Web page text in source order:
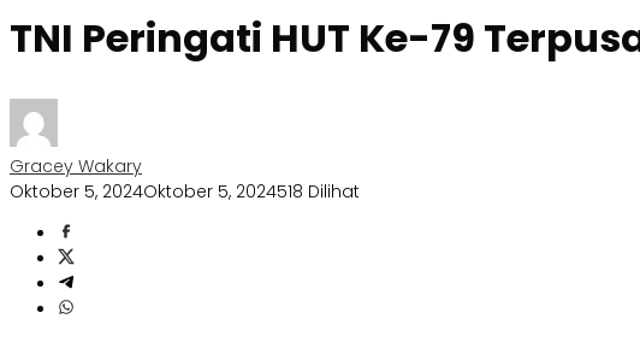
TNI Peringati HUT Ke-79
Gracey Wakary
Oktober 5, 2024Oktober 5, 2024518 Dilihat